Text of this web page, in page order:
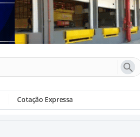
Cotação Expressa